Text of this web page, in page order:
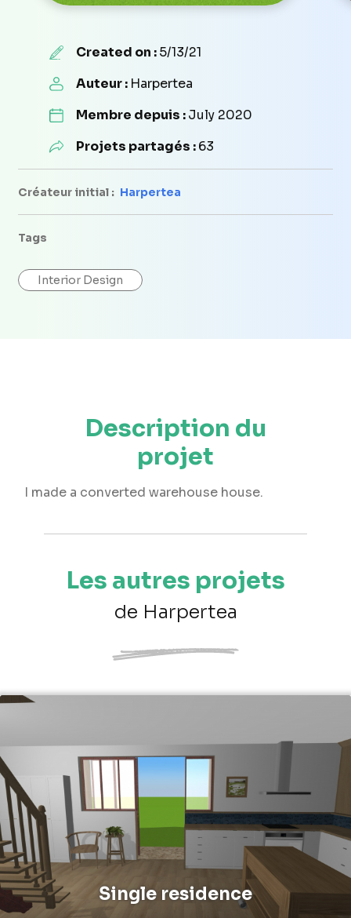
Created on :5/13/21
Auteur : Harpertea
Membre depuis :July 2020
Projets partagés :63
Créateur initial : Harpertea
Tags
Interior Design
Description du
projet
I made a converted warehouse house.
Les autres projets
de Harpertea
Single residence